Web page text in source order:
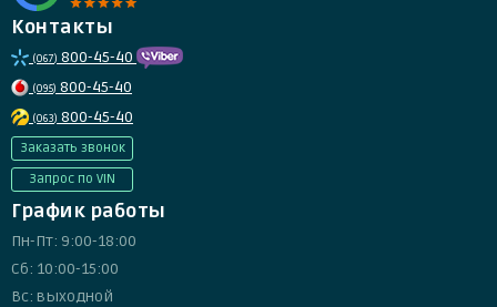
Контакты
(067) 800-45-40
(095) 800-45-40
(063) 800-45-40
Заказать звонок
Запрос по VIN
График работы
Пн-Пт: 9:00-18:00
Сб: 10:00-15:00
Вс: выходной